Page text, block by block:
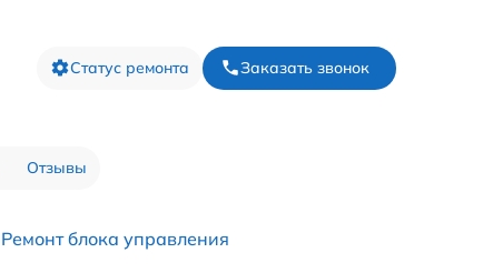
Статус ремонта Заказать звонок
Отзывы
Ремонт блока управления